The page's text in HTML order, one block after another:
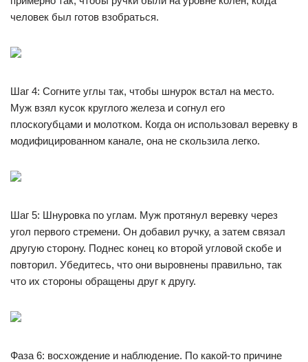
человек был готов взобраться.
Шаг 4: Согните углы так, чтобы шнурок встал на место.
Муж взял кусок круглого железа и согнул его
плоскогубцами и молотком. Когда он использовал веревку в
модифицированном канале, она не скользила легко.
Шаг 5: Шнуровка по углам. Муж протянул веревку через
угол первого стремени. Он добавил ручку, а затем связал
другую сторону. Поднес конец ко второй угловой скобе и
повторил. Убедитесь, что они выровнены правильно, так
что их стороны обращены друг к другу.
Фаза 6: восхождение и наблюдение. По какой-то причине